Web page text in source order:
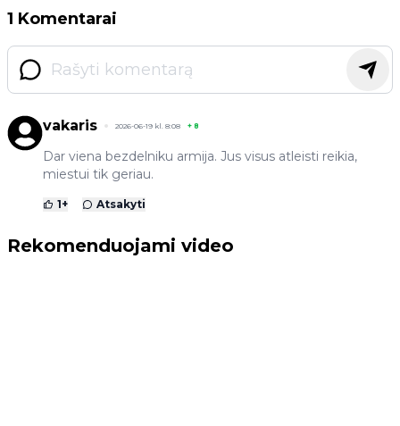
1 Komentarai
vakaris 2026-06-19 kl. 8:08 + 8
Dar viena bezdelniku armija. Jus visus atleisti reikia,
miestui tik geriau.
1+ Atsakyti
Rekomenduojami video